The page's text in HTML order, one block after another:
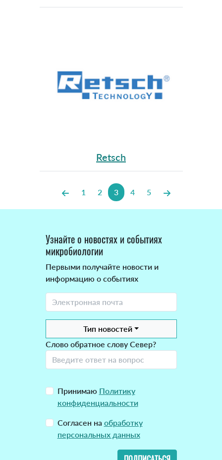
Retsch
1 2 3 4 5
Узнайте о новостях и событиях
микробиологии
Первыми получайте новости и
информацию о событиях
Тип новостей
Слово обратное слову Север?
Принимаю Политику
конфиденциальности
Согласен на обработку
персональных данных